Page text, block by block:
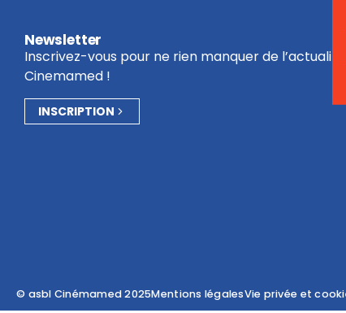
Newsletter
Inscrivez-vous pour ne rien manquer de l’actualité
Cinemamed !
INSCRIPTION
© asbl Cinémamed 2025Mentions légalesVie privée et